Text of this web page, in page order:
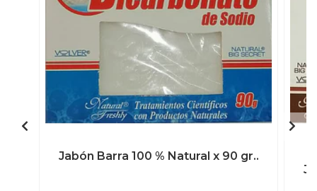
Jabón Barra 100 % Natural x 90 gr..